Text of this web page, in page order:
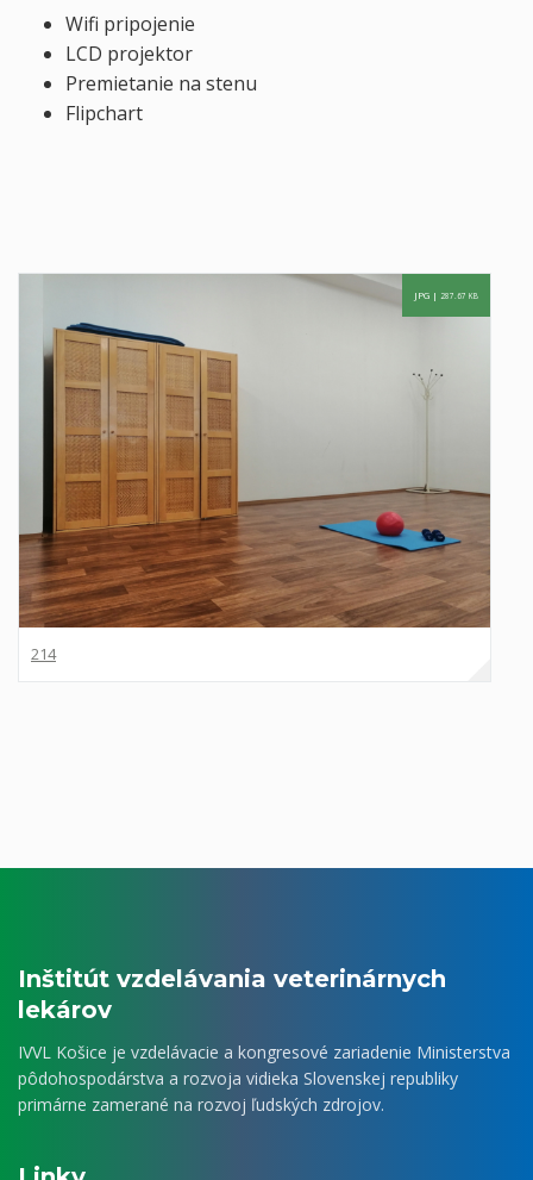
Wifi pripojenie
LCD projektor
Premietanie na stenu
Flipchart
JPG | 287.67 KB
214
Inštitút vzdelávania veterinárnych
lekárov
IVVL Košice je vzdelávacie a kongresové zariadenie Ministerstva
pôdohospodárstva a rozvoja vidieka Slovenskej republiky
primárne zamerané na rozvoj ľudských zdrojov.